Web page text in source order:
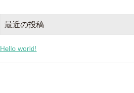
最近の投稿
Hello world!